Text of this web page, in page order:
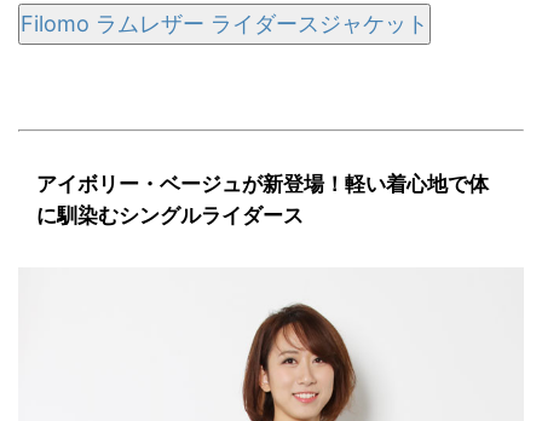
Filomo ラムレザー ライダースジャケット
アイボリー・ベージュが新登場！軽い着心地で体
に馴染むシングルライダース